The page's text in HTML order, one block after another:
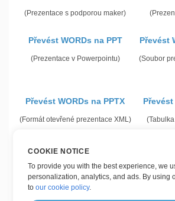
(Prezentace s podporou maker)
Převést WORDs na PPT
(Prezentace v Powerpointu)
Převést
(Soubor
Převést WORDs na PPTX
(Formát otevřené prezentace XML)
Převést
Převést WORDs na VCF
(Soubor vCard)
COOKIE NOTICE
To provide you with the best experience, we
personalization, analytics, and ads. By using
toour cookie policy.